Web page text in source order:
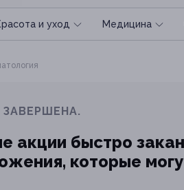
и уход Медицина
акции быстро
которые